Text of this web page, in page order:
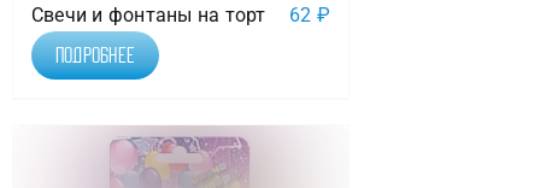
Свечи и фонтаны на торт 62 ₽
Подробнее